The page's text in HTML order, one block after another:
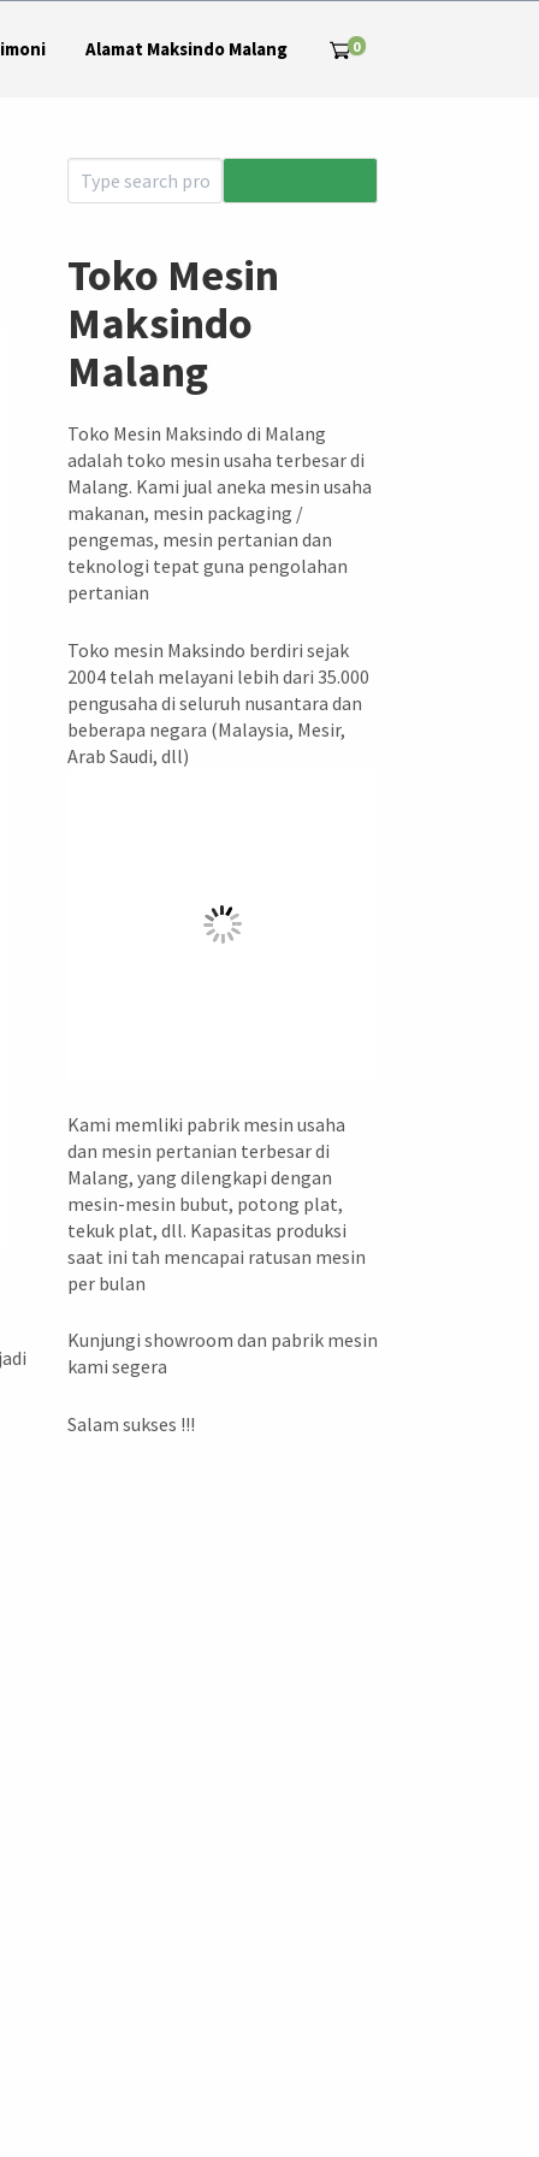
Alamat Maksindo Malang 0
Toko Mesin
Maksindo
Malang
Toko Mesin Maksindo di Malang
adalah toko mesin usaha terbesar di
Malang. Kami jual aneka mesin usaha
makanan, mesin packaging /
pengemas, mesin pertanian dan
teknologi tepat guna pengolahan
pertanian
Toko mesin Maksindo berdiri sejak
2004 telah melayani lebih dari 35.000
pengusaha di seluruh nusantara dan
beberapa negara (Malaysia, Mesir,
Arab Saudi, dll)
Kami memliki pabrik mesin usaha
dan mesin pertanian terbesar di
Malang, yang dilengkapi dengan
mesin-mesin bubut, potong plat,
tekuk plat, dll. Kapasitas produksi
saat ini tah mencapai ratusan mesin
per bulan
Kunjungi showroom dan pabrik mesin
kami segera
Salam sukses !!!